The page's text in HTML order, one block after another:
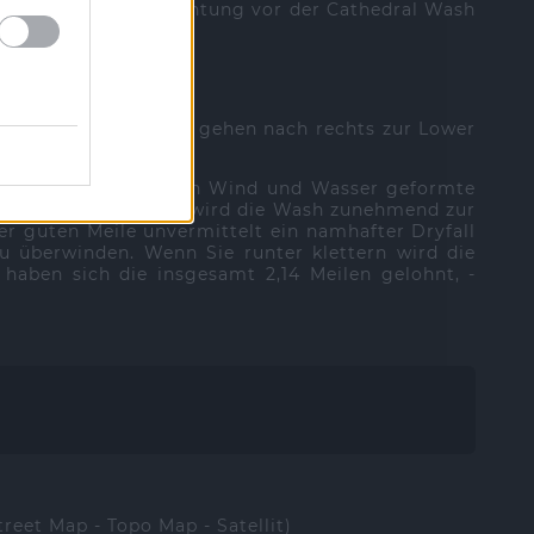
in einer Ausbuchtung vor der Cathedral Wash
Lower Wash. Sie gehen nach rechts zur Lower
Zahllose, durch Wind und Wasser geformte
umgehen. jedoch wird die Wash zunehmend zur
guten Meile unvermittelt ein namhafter Dryfall
überwinden. Wenn Sie runter klettern wird die
sich die insgesamt 2,14 Meilen gelohnt, -
Map - Topo Map - Satellit)